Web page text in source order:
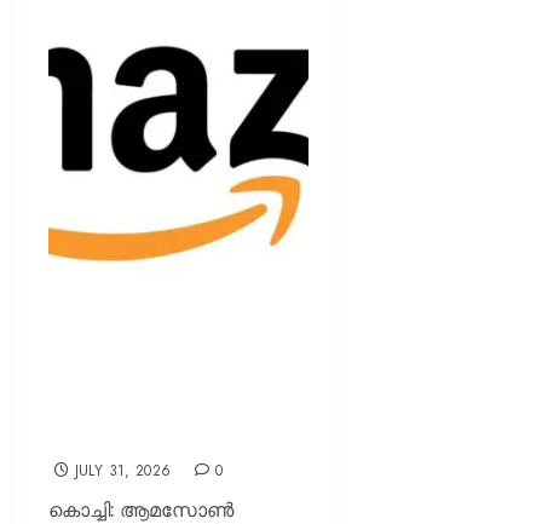
JULY 31, 2026 0
കൊച്ചി: ആമസോൺ